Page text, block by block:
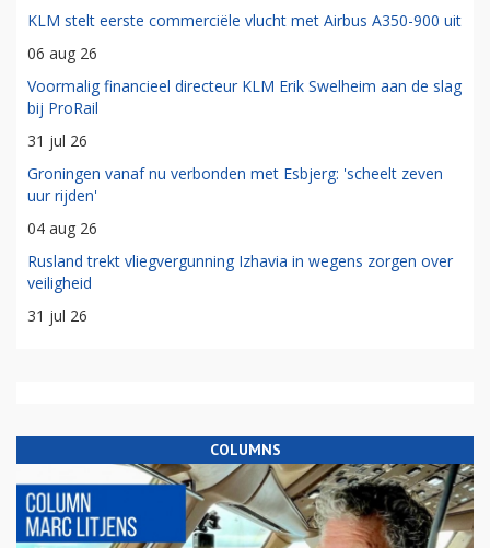
KLM stelt eerste commerciële vlucht met Airbus A350-900 uit
06 aug 26
Voormalig financieel directeur KLM Erik Swelheim aan de slag
bij ProRail
31 jul 26
Groningen vanaf nu verbonden met Esbjerg: 'scheelt zeven
uur rijden'
04 aug 26
Rusland trekt vliegvergunning Izhavia in wegens zorgen over
veiligheid
31 jul 26
COLUMNS